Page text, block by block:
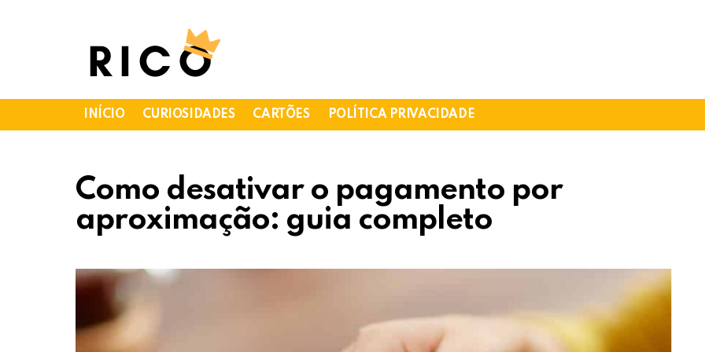
INÍCIO CURIOSIDADES CARTÕES POLÍTICA PRIVACIDADE
Como desativar o pagamento por
aproximação: guia completo